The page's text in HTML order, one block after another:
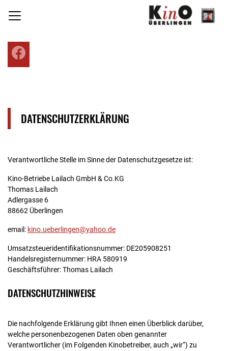
Facebook
DATENSCHUTZERKLÄRUNG
Verantwortliche Stelle im Sinne der Datenschutzgesetze ist:
Kino-Betriebe Lailach GmbH & Co.KG
Thomas Lailach
Adlergasse 6
88662 Überlingen
email: kino.ueberlingen@yahoo.de
Umsatzsteueridentifikationsnummer: DE205908251
Handelsregisternummer: HRA 580919
Geschäftsführer: Thomas Lailach
DATENSCHUTZHINWEISE
Die nachfolgende Erklärung gibt Ihnen einen Überblick darüber,
welche personenbezogenen Daten oben genannter
Verantwortlicher (im Folgenden Kinobetreiber, auch „wir“) zu